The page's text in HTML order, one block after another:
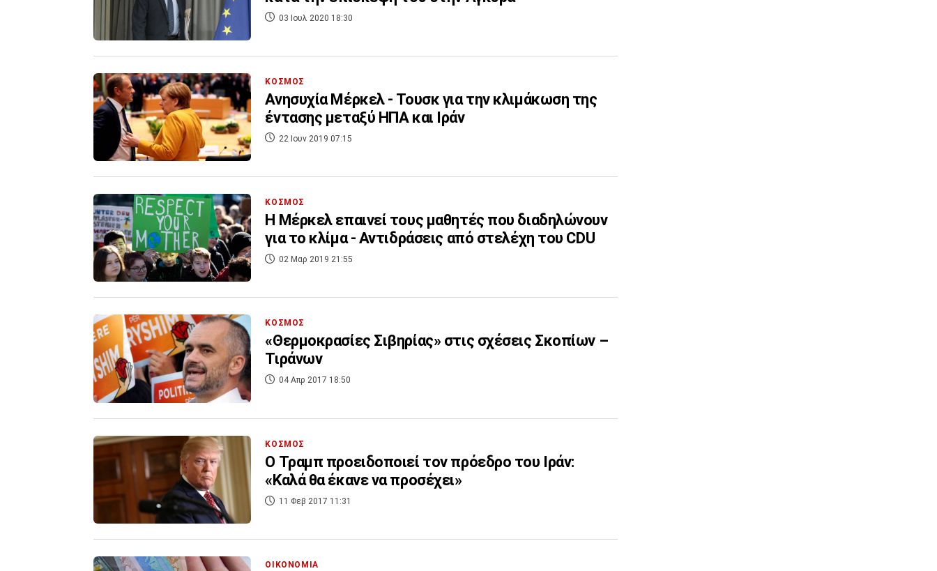
03 Ιουλ 2020 18:30
ΚΟΣΜΟΣ
Ανησυχία Μέρκελ - Τουσκ για την κλιμάκωση της
έντασης μεταξύ ΗΠΑ και Ιράν
22 Ιουν 2019 07:15
ΚΟΣΜΟΣ
Η Μέρκελ επαινεί τους μαθητές που διαδηλώνουν
για το κλίμα - Αντιδράσεις από στελέχη του CDU
02 Μαρ 2019 21:55
ΚΟΣΜΟΣ
«Θερμοκρασίες Σιβηρίας» στις σχέσεις Σκοπίων –
Τιράνων
04 Απρ 2017 18:50
ΚΟΣΜΟΣ
Ο Τραμπ προειδοποιεί τον πρόεδρο του Ιράν:
«Καλά θα έκανε να προσέχει»
11 Φεβ 2017 11:31
ΟΙΚΟΝΟΜΙΑ